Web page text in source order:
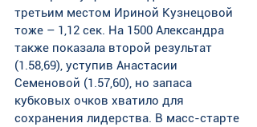
третьим местом Ириной Кузнецовой
тоже – 1,12 сек. На 1500 Александра
также показала второй результат
(1.58,69), уступив Анастасии
Семеновой (1.57,60), но запаса
кубковых очков хватило для
сохранения лидерства. В масс-старте